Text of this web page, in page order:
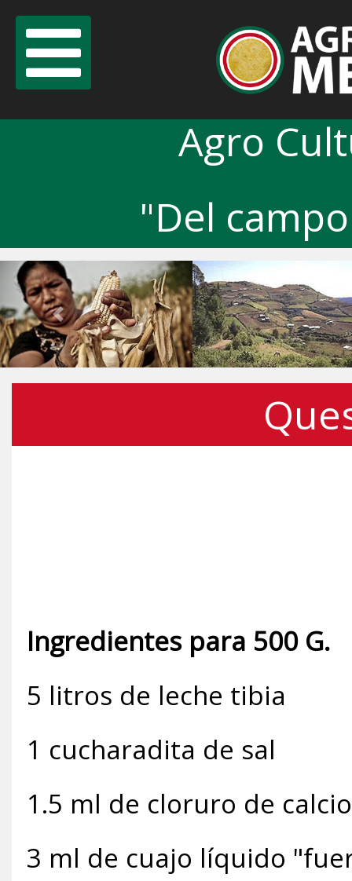
Agro
"Del
Previous
Ingredientes para 500 G.
5 litros de leche tibia
1 cucharadita de sal
1.5 ml de cloruro de
3 ml de cuajo líquido